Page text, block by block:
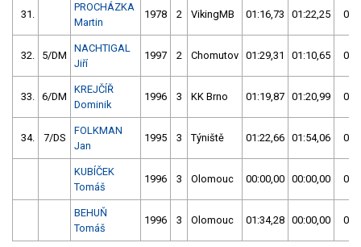
31.
PROCHÁZKA
Martin
1978 2 VikingMB 01:16,73 01:22,25
32. 5/DM
NACHTIGAL
Jiří
1997 2 Chomutov 01:29,31 01:10,65
33. 6/DM
KREJČÍŘ
Dominik
1996 3 KK Brno 01:19,87 01:20,99
34. 7/DS
FOLKMAN
Jan
1995 3 Týniště 01:22,66 01:54,06
KUBÍČEK
Tomáš
1996 3 Olomouc 00:00,00 00:00,00
BEHUŇ
Tomáš
1996 3 Olomouc 01:34,28 00:00,00